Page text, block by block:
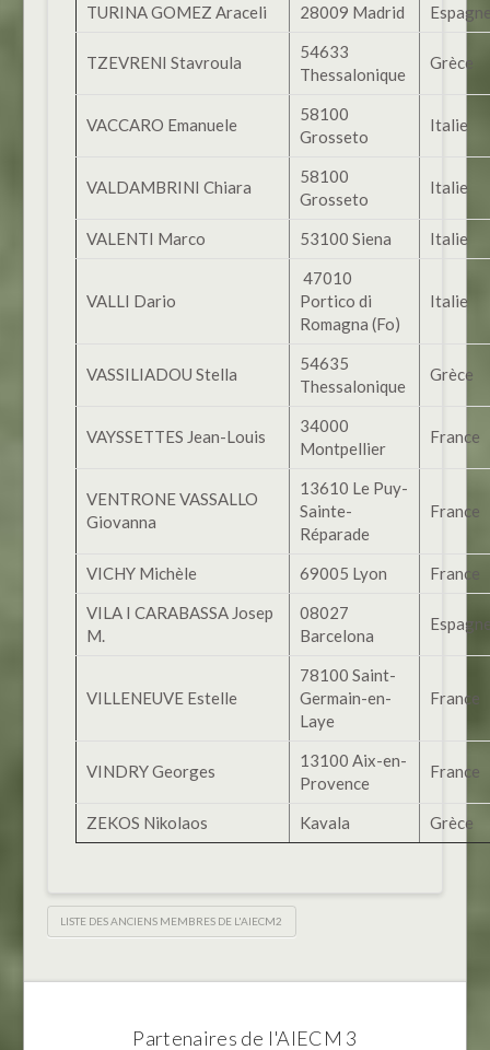
TURINA GOMEZ Araceli 28009 Madrid
TZEVRENI Stavroula
54633
Thessalonique
Grèce
VACCARO Emanuele
58100
Grosseto
Italie
VALDAMBRINI Chiara
58100
Grosseto
Italie
VALENTI Marco 53100 Siena Italie
VALLI Dario
47010
Portico di
Romagna (Fo)
Italie
VASSILIADOU Stella
54635
Thessalonique
Grèce
VAYSSETTES Jean-Louis
34000
Montpellier
France
VENTRONE VASSALLO
Giovanna
13610 Le Puy-
Sainte-
Réparade
France
VICHY Michèle 69005 Lyon
France
VILA I CARABASSA Josep
M.
08027
Barcelona
VILLENEUVE Estelle
78100 Saint-
Germain-en-
Laye
France
VINDRY Georges
13100 Aix-en-
Provence
France
ZEKOS Nikolaos Kavala Grèce
LISTE DES ANCIENS MEMBRES DE L'AIECM2
Partenaires de l'AIECM 3